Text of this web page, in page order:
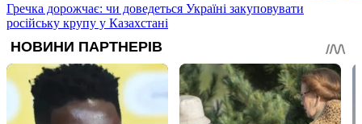
Гречка дорожчає: чи доведеться Україні закуповувати
російську крупу у Казахстані